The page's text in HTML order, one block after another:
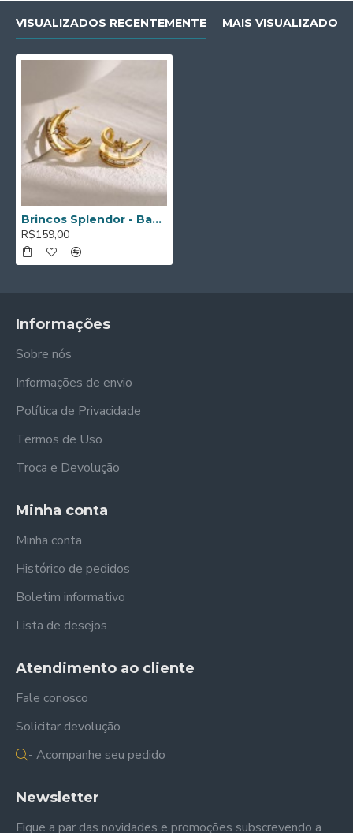
VISUALIZADOS RECENTEMENTE MAIS VISUALIZADOS
Brincos Splendor - Banhados a Ouro de 18K
R$159,00
Informações
Sobre nós
Informações de envio
Política de Privacidade
Termos de Uso
Troca e Devolução
Minha conta
Minha conta
Histórico de pedidos
Boletim informativo
Lista de desejos
Atendimento ao cliente
Fale conosco
Solicitar devolução
- Acompanhe seu pedido
Newsletter
Fique a par das novidades e promoções subscrevendo a